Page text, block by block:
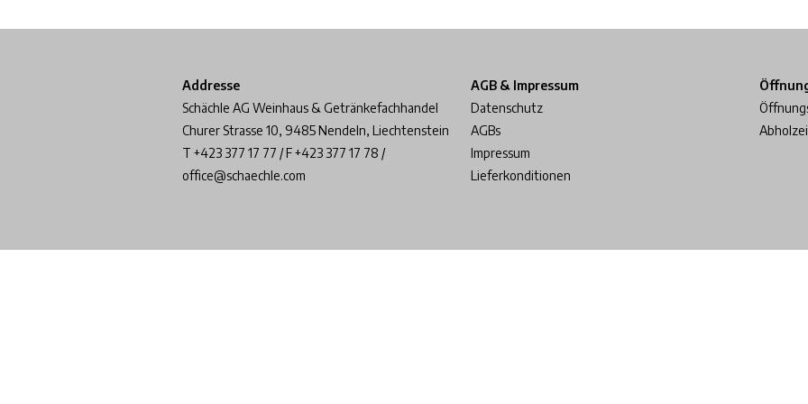
Addresse
Schächle AG Weinhaus & Getränkefachhandel
Churer Strasse 10, 9485 Nendeln, Liechtenstein
T +423 377 17 77 / F +423 377 17 78 /
office@schaechle.com
AGB & Impressum
Datenschutz
AGBs
Impressum
Lieferkonditionen